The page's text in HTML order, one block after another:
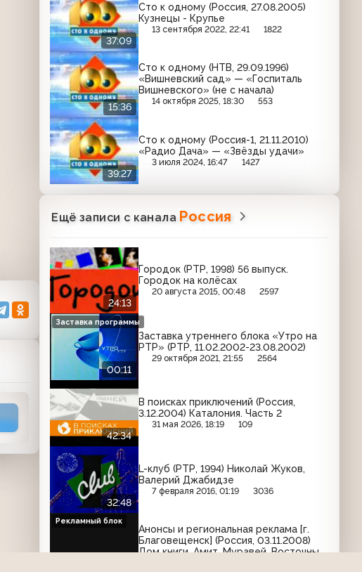
37:09
Сто к одному (Россия, 27.08.2005)
Кузнецы - Крупье
13 сентября 2022, 22:41 1822
15:36
Сто к одному (НТВ, 29.09.1996)
«Вишневский сад» — «Госпиталь
Вишневского» (не с начала)
14 октября 2025, 18:30 553
39:27
Сто к одному (Россия-1, 21.11.2010)
«Радио Дача» — «Звёзды удачи»
3 июля 2024, 16:47 1427
Ещё записи с канала Россия
24:13
Городок (РТР, 1998) 56 выпуск.
Городок на колёсах
20 августа 2015, 00:48 2597
00:11
Заставка утреннего блока «Утро на
РТР» (РТР, 11.02.2002-23.08.2002)
29 октября 2021, 21:55 2564
Заставка программы
42:34
В поисках приключений (Россия,
3.12.2004) Каталония. Часть 2
31 мая 2026, 18:19 109
32:48
L-клуб (РТР, 1994) Николай Жуков,
Валерий Джабидзе
7 февраля 2016, 01:19 3036
Анонсы и региональная реклама [г.
Благовещенск] (Россия, 03.11.2008)
Дом книги, Амит, Муравей, Восточный
Рекламный блок